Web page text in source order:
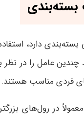
بسته‌بندی
بسته‌بندی دارد،
عامل را در
فردی مناسب هستند.
در رول‌های